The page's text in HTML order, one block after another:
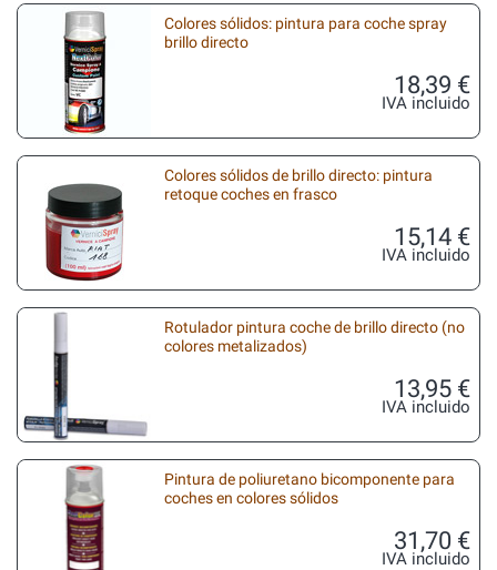
Colores sólidos: pintura para coche spray
brillo directo
18,39 €
IVA incluido
Colores sólidos de brillo directo: pintura
retoque coches en frasco
15,14 €
IVA incluido
Rotulador pintura coche de brillo directo (no
colores metalizados)
13,95 €
IVA incluido
Pintura de poliuretano bicomponente para
coches en colores sólidos
31,70 €
IVA incluido